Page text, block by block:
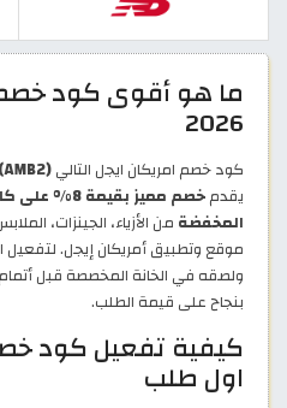
ما هو أقوى كود خصم
2026
كود خصم امريكان ايجل التالي(AMB2)
يقدم
خصم مميز
المخفضة من الأزياء، الجينزات،
موقع وتطبيق أمريكان إيجل.
ولصقه في الخانة المخصصة قبل
بنجاح على قيمة الطلب.
كيفية تفعيل كود
اول طلب